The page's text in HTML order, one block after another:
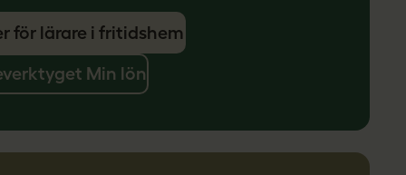
för lärare i fritidshem
Min lön